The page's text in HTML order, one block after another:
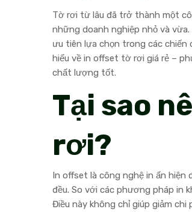
Tờ rơi từ lâu đã trở thành một
những doanh nghiệp nhỏ và
ưu tiên lựa chọn trong các chiến
hiểu về in offset tờ rơi giá rẻ –
chất lượng tốt.
Tại sao
rơi?
In offset là công nghệ in ấn hiện
đều. So với các phương pháp in
Điều này không chỉ giúp giảm